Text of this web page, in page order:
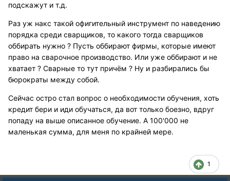
подскажут и т.д.
Раз уж накс такой офигительный инструмент по наведению
порядка среди сварщиков, то какого тогда сварщиков
оббирать нужно ? Пусть оббирают фирмы, которые имеют
право на сварочное производство. Или уже оббирают и не
хватает ? Сварные то тут причём ? Ну и разбирались бы
бюрократы между собой.
Сейчас остро стал вопрос о необходимости обучения, хоть
кредит бери и иди обучаться, да вот только боезно, вдруг
попаду на выше описанное обучение. А 100'000 не
маленькая сумма, для меня по крайней мере.
1